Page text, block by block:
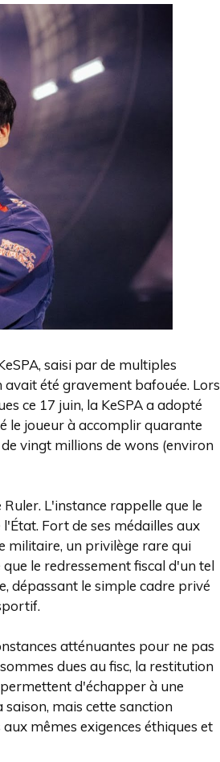
saisi par de multiples
été gravement bafouée. Lors
ce 17 juin, la KeSPA a adopté
le joueur à accomplir quarante
vingt millions de wons (environ
L'instance rappelle que le
Fort de ses médailles aux
militaire, un privilège rare qui
le redressement fiscal d'un tel
dépassant le simple cadre privé
atténuantes pour ne pas
dues au fisc, la restitution
d'échapper à une
saison, mais cette sanction
mêmes exigences éthiques et